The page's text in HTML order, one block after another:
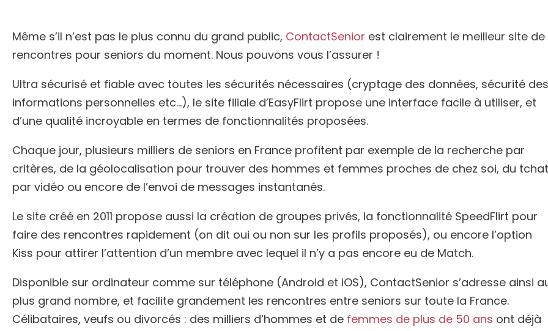
Même s’il n’est pas le plus connu du grand public, ContactSenior est clairement le meilleur site de
rencontres pour seniors du moment. Nous pouvons vous l’assurer !
Ultra sécurisé et fiable avec toutes les sécurités nécessaires (cryptage des données, sécurité des
informations personnelles etc…), le site filiale d’EasyFlirt propose une interface facile à utiliser, et
d’une qualité incroyable en termes de fonctionnalités proposées.
Chaque jour, plusieurs milliers de seniors en France profitent par exemple de la recherche par
critères, de la géolocalisation pour trouver des hommes et femmes proches de chez soi, du tchat
par vidéo ou encore de l’envoi de messages instantanés.
Le site créé en 2011 propose aussi la création de groupes privés, la fonctionnalité SpeedFlirt pour
faire des rencontres rapidement (on dit oui ou non sur les profils proposés), ou encore l’option
Kiss pour attirer l’attention d’un membre avec lequel il n’y a pas encore eu de Match.
Disponible sur ordinateur comme sur téléphone (Android et iOS), ContactSenior s’adresse ainsi
plus grand nombre, et facilite grandement les rencontres entre seniors sur toute la France.
Célibataires, veufs ou divorcés : des milliers d’hommes et de femmes de plus de 50 ans ont déjà